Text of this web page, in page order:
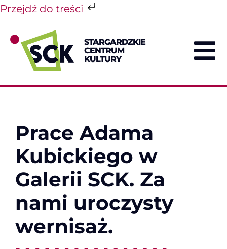
Przejdź do treści
do
zawartości
STARGARDZKIE
CENTRUM
KULTURY
Prace Adama
Kubickiego w
Galerii SCK. Za
nami uroczysty
wernisaż.